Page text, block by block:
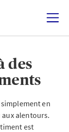
des
en
alentours.
est